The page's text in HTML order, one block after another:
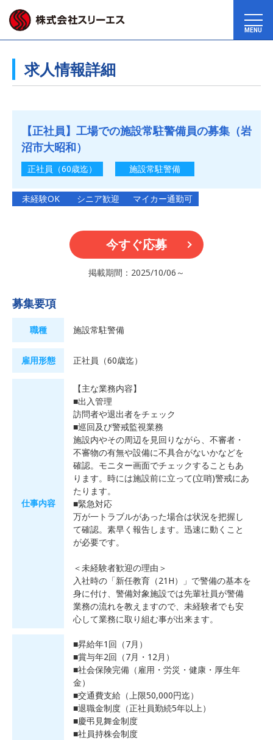
MENU
求人情報詳細
【正社員】工場での施設常駐警備員の募集（岩
沼市大昭和）
正社員（60歳迄） 施設常駐警備
未経験OK シニア歓迎 マイカー通勤可
今すぐ応募
掲載期間：2025/10/06～
募集要項
職種 施設常駐警備
雇用形態 正社員（60歳迄）
仕事内容
【主な業務内容】
■出入管理
訪問者や退出者をチェック
■巡回及び警戒監視業務
施設内やその周辺を見回りながら、不審者・
不審物の有無や設備に不具合がないかなどを
確認。モニター画面でチェックすることもあ
ります。時には施設前に立って(立哨)警戒にあ
たります。
■緊急対応
万が一トラブルがあった場合は状況を把握し
て確認。素早く報告します。迅速に動くこと
が必要です。
＜未経験者歓迎の理由＞
入社時の「新任教育（21H）」で警備の基本を
身に付け、警備対象施設では先輩社員が警備
業務の流れを教えますので、未経験者でも安
心して業務に取り組む事が出来ます。
■昇給年1回（7月）
■賞与年2回（7月・12月）
■社会保険完備（雇用・労災・健康・厚生年
金）
■交通費支給（上限50,000円迄）
■退職金制度（正社員勤続5年以上）
■慶弔見舞金制度
■社員持株会制度